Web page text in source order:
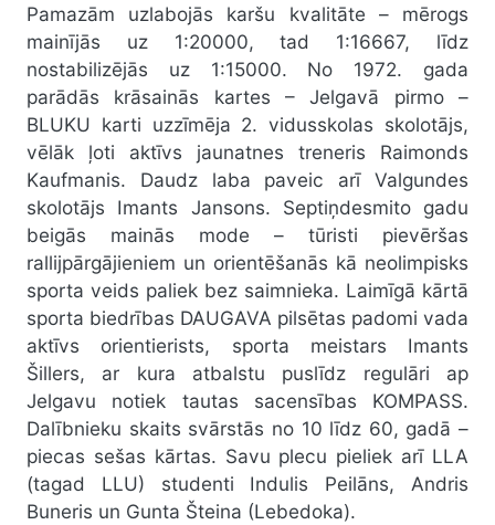
Pamazām uzlabojās karšu kvalitāte – mērogs
mainījās uz 1:20000, tad 1:16667, līdz
nostabilizējās uz 1:15000. No 1972. gada
parādās krāsainās kartes – Jelgavā pirmo –
BLUKU karti uzzīmēja 2. vidusskolas skolotājs,
vēlāk ļoti aktīvs jaunatnes treneris Raimonds
Kaufmanis. Daudz laba paveic arī Valgundes
skolotājs Imants Jansons. Septiņdesmito gadu
beigās mainās mode – tūristi pievēršas
rallijpārgājieniem un orientēšanās kā neolimpisks
sporta veids paliek bez saimnieka. Laimīgā kārtā
sporta biedrības DAUGAVA pilsētas padomi vada
aktīvs orientierists, sporta meistars Imants
Šillers, ar kura atbalstu puslīdz regulāri ap
Jelgavu notiek tautas sacensības KOMPASS.
Dalībnieku skaits svārstās no 10 līdz 60, gadā –
piecas sešas kārtas. Savu plecu pieliek arī LLA
(tagad LLU) studenti Indulis Peilāns, Andris
Buneris un Gunta Šteina (Lebedoka).